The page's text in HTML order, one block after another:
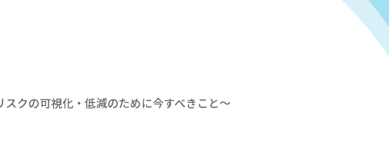
クの可視化・低減のために今すべきこと～